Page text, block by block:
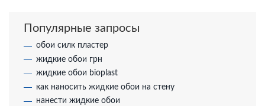
Популярные запросы
обои силк пластер
жидкие обои грн
жидкие обои bioplast
как наносить жидкие обои на стену
нанести жидкие обои